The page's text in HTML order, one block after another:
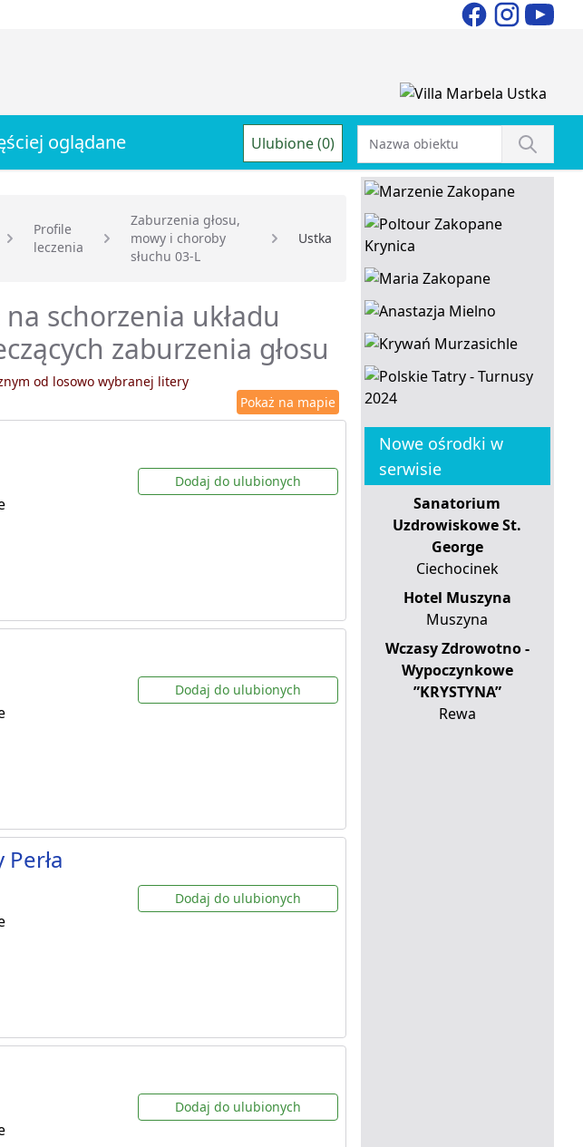
oglądane Ulubione (0)
Profile
leczenia
Zaburzenia głosu,
mowy i choroby
słuchu 03-L
Ustka
schorzenia układu
zaburzenia głosu
od losowo wybranej litery
Pokaż na mapie
Dodaj do ulubionych
Dodaj do ulubionych
Dodaj do ulubionych
Dodaj do ulubionych
Nowe ośrodki w
serwisie
Sanatorium
Uzdrowiskowe St.
George
Ciechocinek
Hotel Muszyna
Muszyna
Wczasy Zdrowotno -
Wypoczynkowe
”KRYSTYNA”
Rewa